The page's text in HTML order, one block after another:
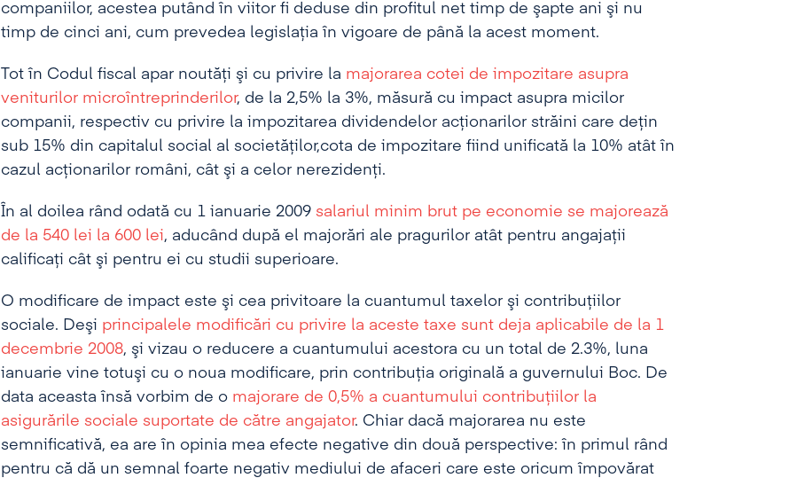
companiilor, acestea putând în viitor fi deduse din profitul net timp de şapte ani şi nu
timp de cinci ani, cum prevedea legislaţia în vigoare de până la acest moment.
Tot în Codul fiscal apar noutăţi şi cu privire la majorarea cotei de impozitare asupra
veniturilor microîntreprinderilor, de la 2,5% la 3%, măsură cu impact asupra micilor
companii, respectiv cu privire la impozitarea dividendelor acţionarilor străini care deţin
sub 15% din capitalul social al societăţilor,cota de impozitare fiind unificată la 10% atât în
cazul acţionarilor români, cât şi a celor nerezidenţi.
În al doilea rând odată cu 1 ianuarie 2009 salariul minim brut pe economie se majorează
de la 540 lei la 600 lei, aducând după el majorări ale pragurilor atât pentru angajaţii
calificaţi cât şi pentru ei cu studii superioare.
O modificare de impact este şi cea privitoare la cuantumul taxelor şi contribuţiilor
sociale. Deşi principalele modificări cu privire la aceste taxe sunt deja aplicabile de la 1
decembrie 2008, şi vizau o reducere a cuantumului acestora cu un total de 2.3%, luna
ianuarie vine totuşi cu o noua modificare, prin contribuţia originală a guvernului Boc. De
data aceasta însă vorbim de o majorare de 0,5% a cuantumului contribuţiilor la
asigurările sociale suportate de către angajator. Chiar dacă majorarea nu este
semnificativă, ea are în opinia mea efecte negative din două perspective: în primul rând
pentru că dă un semnal foarte negativ mediului de afaceri care este oricum împovărat